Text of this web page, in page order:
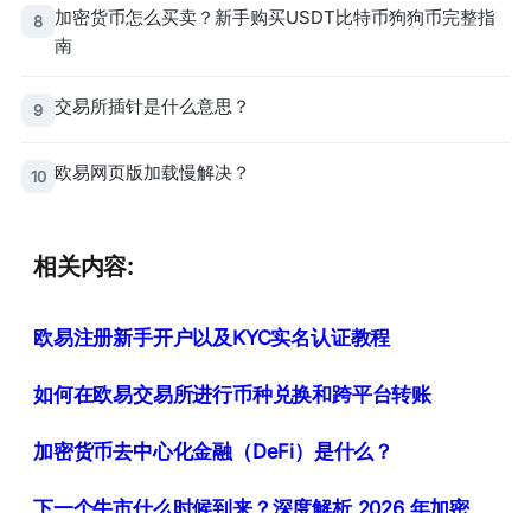
8
加密货币怎么买卖？新手购买USDT比特币狗狗币完整指
南
9 交易所插针是什么意思？
10 欧易网页版加载慢解决？
相关内容:
欧易注册新手开户以及KYC实名认证教程
如何在欧易交易所进行币种兑换和跨平台转账
加密货币去中心化金融（DeFi）是什么？